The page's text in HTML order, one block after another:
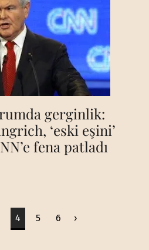
gerginlik:
‘eski eşini’
fena patladı
4 5 6 ›